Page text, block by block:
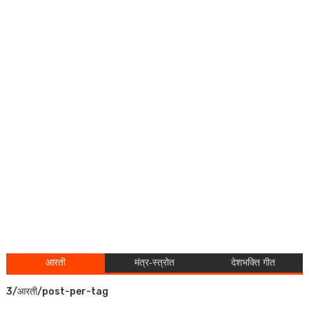
आरती मंत्र-स्त्रोत देशभक्ति गीत
3/आरती/post-per-tag